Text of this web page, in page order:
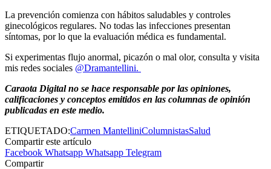
La prevención comienza con hábitos saludables y controles
ginecológicos regulares. No todas las infecciones presentan
síntomas, por lo que la evaluación médica es fundamental.
Si experimentas flujo anormal, picazón o mal olor, consulta y visita
mis redes sociales @Dramantellini.
Caraota Digital no se hace responsable por las opiniones,
calificaciones y conceptos emitidos en las columnas de opinión
publicadas en este medio.
ETIQUETADO:Carmen MantelliniColumnistasSalud
Compartir este artículo
Facebook Whatsapp Whatsapp Telegram
Compartir